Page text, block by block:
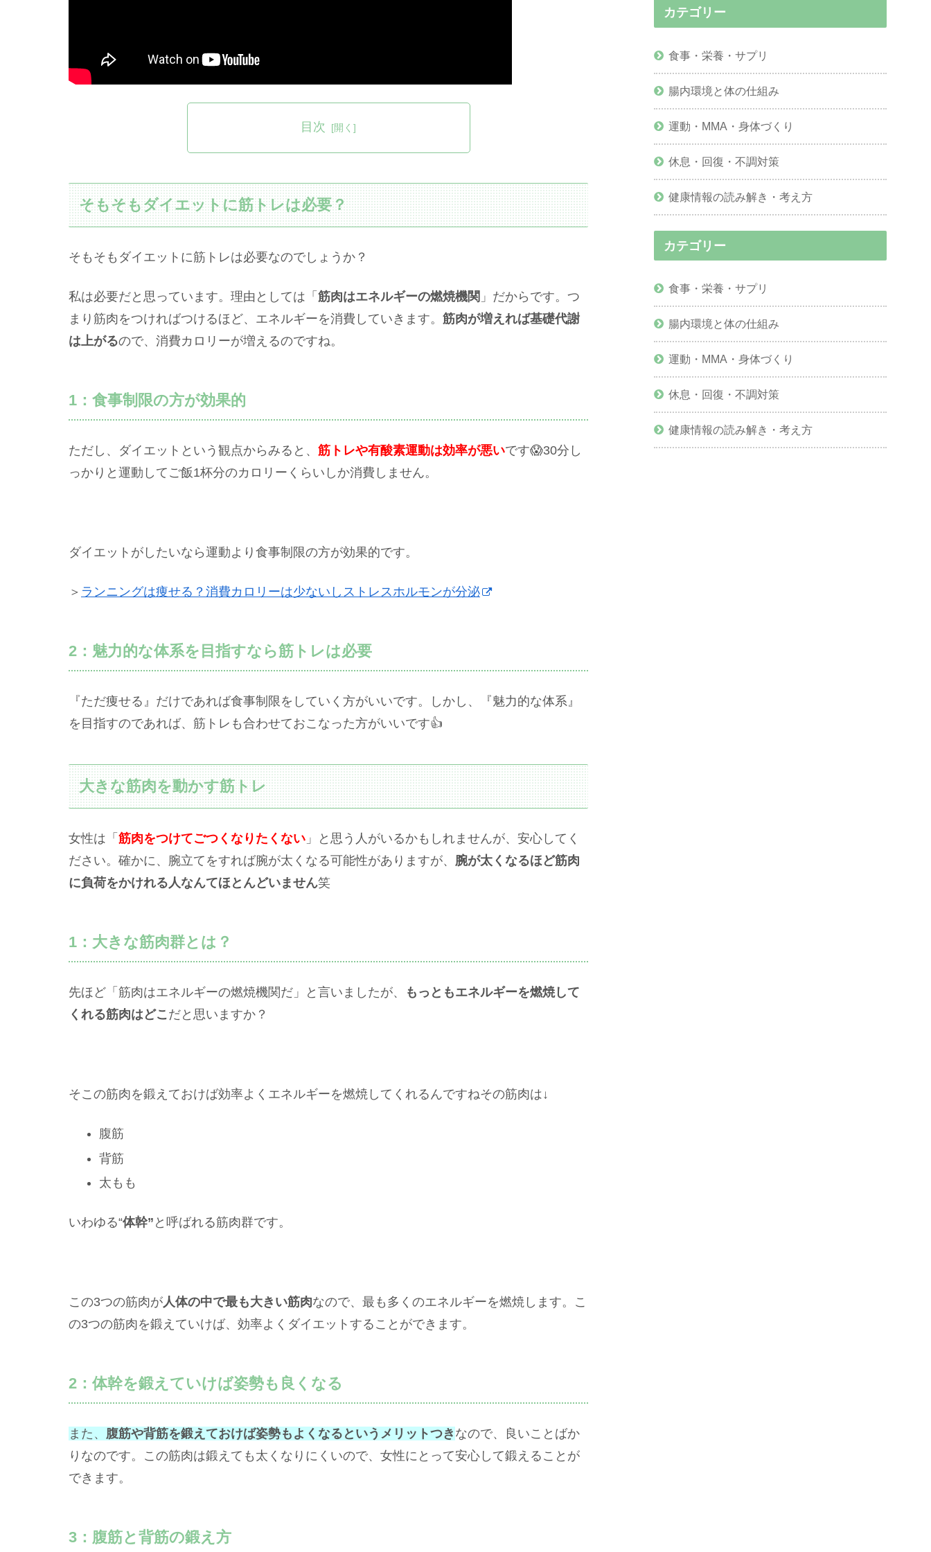
目次
そもそもダイエットに筋トレは必要？
そもそもダイエットに筋トレは必要なのでしょうか？
私は必要だと思っています。理由としては「 筋肉はエネルギーの燃焼機関 」だからです。つ
まり筋肉をつければつけるほど、エネルギーを消費していきます。 筋肉が増えれば基礎代謝
は上がるので、消費カロリーが増えるのですね。
1：食事制限の方が効果的
ただし、ダイエットという観点からみると、 筋トレや有酸素運動は効率が悪いです😱30分し
っかりと運動してご飯1杯分のカロリーくらいしか消費しません。
ダイエットがしたいなら運動より食事制限の方が効果的です。
＞ ランニングは痩せる？消費カロリーは少ないしストレスホルモンが分泌
2：魅力的な体系を目指すなら筋トレは必要
『ただ痩せる』だけであれば食事制限をしていく方がいいです。しかし、『魅力的な体系』
を目指すのであれば、筋トレも合わせておこなった方がいいです👍
大きな筋肉を動かす筋トレ
女性は「 筋肉をつけてごつくなりたくない 」と思う人がいるかもしれませんが、安心してく
ださい。確かに、腕立てをすれば腕が太くなる可能性がありますが、 腕が太くなるほど筋肉
に負荷をかけれる人なんてほとんどいません笑
1：大きな筋肉群とは？
先ほど「筋肉はエネルギーの燃焼機関だ」と言いましたが、
もっともエネルギーを燃焼して
くれる筋肉はどこだと思いますか？
そこの筋肉を鍛えておけば効率よくエネルギーを燃焼してくれるんですねその筋肉は↓
腹筋
背筋
太もも
いわゆる“体幹” と呼ばれる筋肉群です。
この3つの筋肉が人体の中で最も大きい筋肉なので、最も多くのエネルギーを燃焼します。こ
の3つの筋肉を鍛えていけば、効率よくダイエットすることができます。
2：体幹を鍛えていけば姿勢も良くなる
また、 腹筋や背筋を鍛えておけば姿勢もよくなるというメリットつき なので、良いことばか
りなのです。この筋肉は鍛えても太くなりにくいので、女性にとって安心して鍛えることが
できます。
3：腹筋と背筋の鍛え方
カテゴリー
食事・栄養・サプリ
腸内環境と体の仕組み
運動・MMA・身体づくり
休息・回復・不調対策
健康情報の読み解き・考え方
カテゴリー
食事・栄養・サプリ
腸内環境と体の仕組み
運動・MMA・身体づくり
休息・回復・不調対策
健康情報の読み解き・考え方